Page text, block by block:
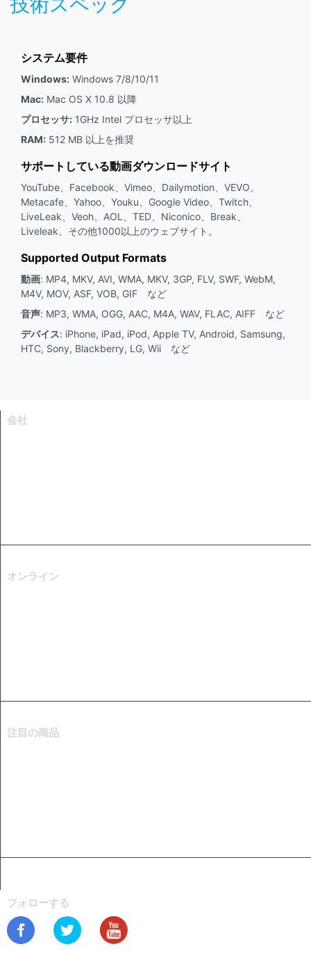
システム要件
Windows: Windows 7/8/10/11
Mac: Mac OS X 10.8 以降
プロセッサ: 1GHz Intel プロセッサ以上
RAM: 512 MB 以上を推奨
サポートしている動画ダウンロードサイト
YouTube、Facebook、Vimeo、Dailymotion、VEVO、
Metacafe、Yahoo、Youku、Google Video、Twitch、
LiveLeak、Veoh、AOL、TED、Niconico、Break、
Liveleak、その他1000以上のウェブサイト。
Supported Output Formats
動画: MP4, MKV, AVI, WMA, MKV, 3GP, FLV, SWF, WebM,
M4V, MOV, ASF, VOB, GIF など
音声: MP3, WMA, OGG, AAC, M4A, WAV, FLAC, AIFF など
デバイス: iPhone, iPad, iPod, Apple TV, Android, Samsung,
HTC, Sony, Blackberry, LG, Wii など
会社
オンライン
注目の商品
フォローする